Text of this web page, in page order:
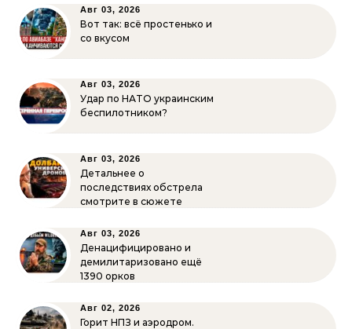
Авг 03, 2026
Вот так: всё простенько и
со вкусом
Авг 03, 2026
Удар по НАТО украинским
беспилотником?
Авг 03, 2026
Детальнее о
последствиях обстрела
смотрите в сюжете
Авг 03, 2026
Денацифицировано и
демилитаризовано ещё
1390 орков
Авг 02, 2026
Горит НПЗ и аэродром.